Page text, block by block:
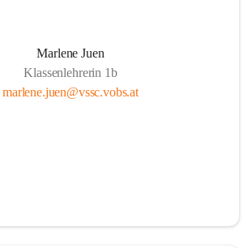
Marlene Juen
Klassenlehrerin 1b
marlene.juen@vssc.vobs.at